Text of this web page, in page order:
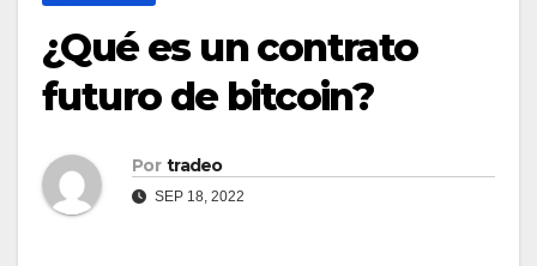
¿Qué es un contrato
futuro de bitcoin?
Por tradeo
SEP 18, 2022